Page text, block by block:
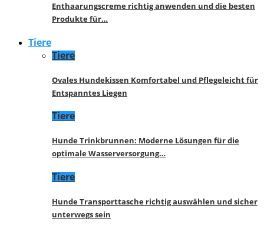
Enthaarungscreme richtig anwenden und die besten
Produkte für…
Tiere
Tiere
Ovales Hundekissen Komfortabel und Pflegeleicht für
Entspanntes Liegen
Tiere
Hunde Trinkbrunnen: Moderne Lösungen für die
optimale Wasserversorgung…
Tiere
Hunde Transporttasche richtig auswählen und sicher
unterwegs sein